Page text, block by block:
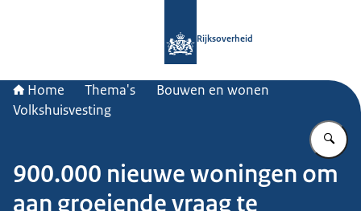
Rijksoverheid
Home Thema's
Bouwen en wonen
Volkshuisvesting
900.000 nieuwe woningen om
aan groeiende vraag te